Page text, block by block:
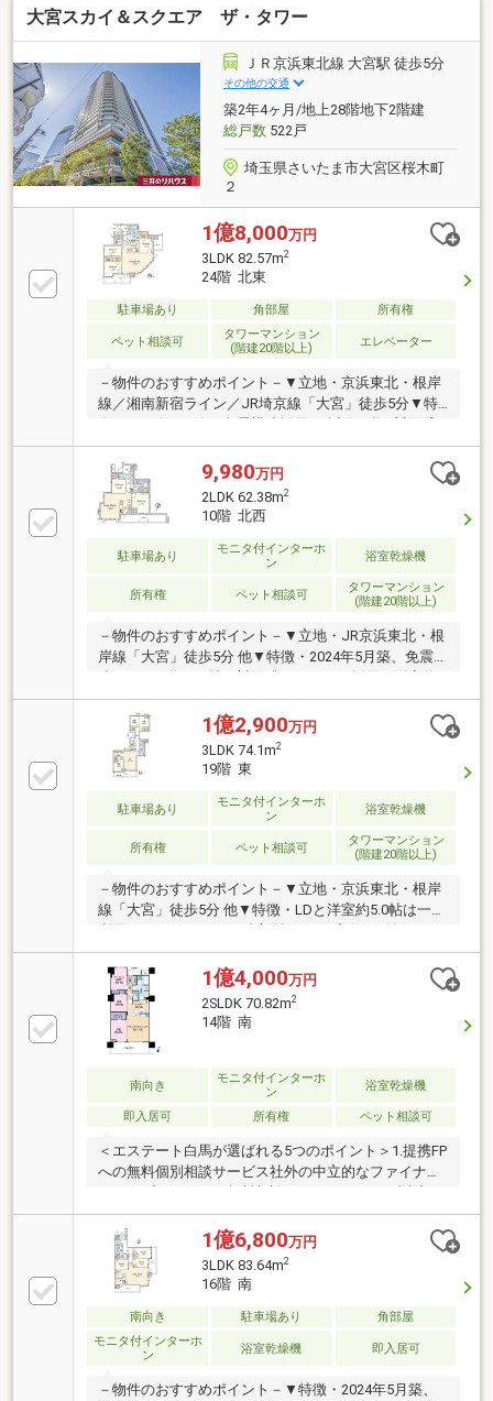
住信SBIネット銀行の東宝ハウス支店業務を行ってま
す。・万一の病気やケガで働けなくになったとき
は・・の対策方法・上乗せなしで３大疾病(ガン診断時
含む)・全疾病保障が付帯された提携住宅ローンをご提
供します□365日24時間住まいの駆付けサービス（3年
間無料）□CLUB OFFプレミアム (多様な特別優待サー
ビス)□東宝ハウスCLUB
大宮スカイ＆スクエア ザ・タワー
ＪＲ京浜東北線 大宮駅 徒歩5分
その他の交通
築2年4ヶ月/地上28階地下2階建
総戸数522戸
埼玉県さいたま市大宮区桜木町
２
1億8,000万円
3LDK 82.57m2
24階 北東
駐車場あり 角部屋 所有権
ペット相談可
タワーマンション
(階建20階以上)
エレベーター
－物件のおすすめポイント－▼立地・京浜東北・根岸
線／湘南新宿ライン／JR埼京線「大宮」徒歩5分▼特
キッチン・WIC3か所等、各洋室・廊下に収納有・2面
バルコニーに3室が面する設計・ゲストルーム等の共
用施設有・ご不在時も荷物が受け取れる宅配ボックス
有・ペット飼育可能(細則有・足洗い場有)▼周辺環
境・マルエツ大宮サクラスクエア店 徒歩1分(約40m)・
成城石井ルミネ大宮ルミネ2店 徒歩3分(約190m)■ ご希
望の住まい探しをお手伝いします ━━━━━・・・物
件の詳細・ご相談はお気軽にお問い合わせください。
9,980万円
2LDK 62.38m2
10階 北西
駐車場あり
モニタ付インターホ
ン
浴室乾燥機
所有権 ペット相談可
タワーマンション
(階建20階以上)
－物件のおすすめポイント－▼立地・JR京浜東北・根
岸線「大宮」徒歩5分 他▼特徴・2024年5月築、免震構
4.4帖は2WAY仕様・コンシェルジュサービス有(8時～
18時)・ペット飼育可能(細則有)・ゴミ置場・宅配ボッ
クス・トランクルーム(各階)・ゲストルーム等の共用
施設有▼設備・食洗機・ディスポーザー・浴室暖房乾
燥機・エコジョーズ▼周辺環境・マルエツ大宮サクラ
スクエア店 徒歩1分(約40m)■ ご希望の住まい探しをお
手伝いします ━━━━━・・・物件の詳細・ご相談は
お気軽にお問い合わせください。
1億2,900万円
3LDK 74.1m2
19階 東
駐車場あり
モニタ付インターホ
ン
浴室乾燥機
所有権 ペット相談可
タワーマンション
(階建20階以上)
－物件のおすすめポイント－▼立地・京浜東北・根岸
線「大宮」徒歩5分 他▼特徴・LDと洋室約5.0帖は一体
等、各洋室収納付・スカイラウンジ等、多彩な共用施
設有・各階にゴミ置き場・宅配BOX有・24時間有人管
理(管理員・コンシェルジュ・夜間警備員)・ペット飼
育可(細則有／足洗い場有)▼設備・食洗機・ディスポ
ーザー・浴室乾燥機・エコジョーズ▼周辺環境・マル
エツ大宮サクラスクエア店 徒歩1分(約40m)■ ご希望の
住まい探しをお手伝いします ━━━━━・・・物件の
詳細・ご相談はお気軽にお問い合わせください。
1億4,000万円
2SLDK 70.82m2
14階 南
南向き
モニタ付インターホ
ン
浴室乾燥機
即入居可 所有権 ペット相談可
＜エステート白馬が選ばれる5つのポイント＞1.提携FP
への無料個別相談サービス社外の中立的なファイナン
けでなく、教育・老後の資金等も含めてシミュレーシ
ョンをご提案できます。2.物件情報が豊富さいたま市
を中心にたくさんの情報をご用意しております。イン
ターネット広告前の未公開物件も多数取り揃えており
ます。3.HAKUBAグループでリフォーム、注文建築一
級建築士をはじめとした専門スタッフがおりますので
ご見学と合わせて、リフォームや注文建築についてご
相談頂けます。4.年中無休(年末年始除く)で営業してお
ります営業時間 9:30～19:00
1億6,800万円
3LDK 83.64m2
16階 南
南向き 駐車場あり
角部屋
モニタ付インターホ
ン
浴室乾燥機 即入居可
－物件のおすすめポイント－▼特徴・2024年5月築、